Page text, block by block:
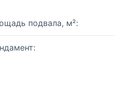
подвала, м²: